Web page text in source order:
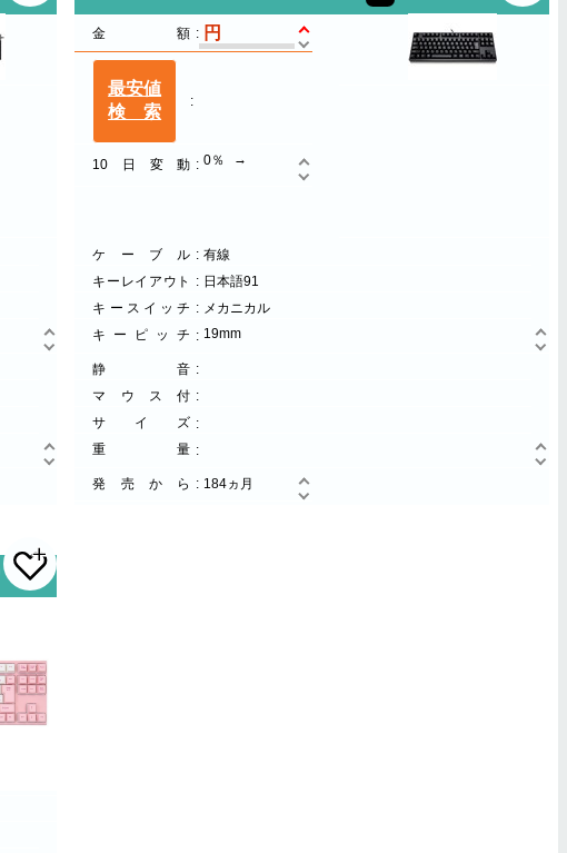
金額
最安値
検索
10日変動 0％
ケーブル
有線
キーレイアウト
日本語91
キースイッチ
メカニカル
キーピッチ
19mm
静音
マウス付
サイズ
重量
発売から 184ヵ月